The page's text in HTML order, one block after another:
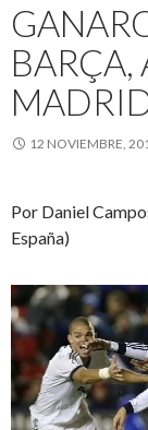
BARÇA,
12 NOVIEMBRE,
Por Daniel
España)